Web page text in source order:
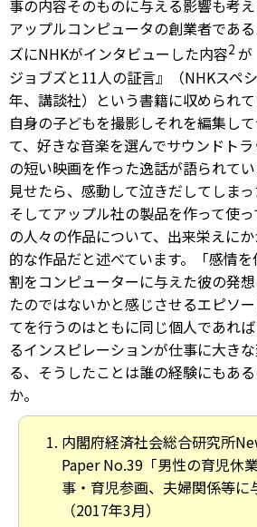
事の内容そのものに与える影響も考
アップルコンピュータの創業者であ
ズにNHKがインタビューした内容2 が
ジョブズと11人の証言』（NHKスペ
年、講談社）という書籍に収められ
自身の子どもを撮影しそれを編集し
て、好きな音楽を選んでサウンドト
の短い映画を作った逸話が語られて
見せたら、感動して泣きだしてしまっ
そしてアップル社の製品を作って使
の人々の作品について、出来栄えに
的な作品だと述べています。「感情
割をコンピューターに与えた彼の発
たのではないかと感じさせるエピソ
てを行うのはともに同じ個人であれ
るインスピレーションが仕事に大き
る、そうしたことは誰の経験にもあ
か。
内閣府経済社会総合研究所
Paper No.39「男性の育児休
事・育児参画、夫婦関係等に
（2017年3月）